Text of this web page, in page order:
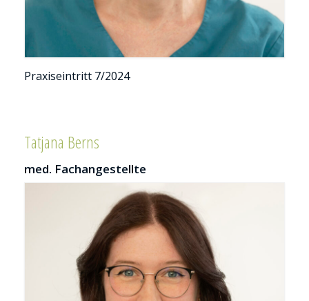
Pra­xis­ein­tritt 7/2024
Tatjana Berns
med. Fachangestellte